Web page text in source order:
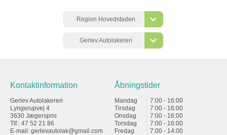
Region Hovedstaden
Gerlev Autolakereri
Kontaktinformation
Gerlev Autolakereri
Lyngerupvej 4
3630 Jægerspris
Tlf.: 47 52 21 86
E-mail: gerlevautolak@gmail.com
Åbningstider
Mandag
7:00 - 16:00
Tirsdag
7:00 - 16:00
Onsdag
7:00 - 16:00
Torsdag
7:00 - 16:00
Fredag
7:00 - 14:00